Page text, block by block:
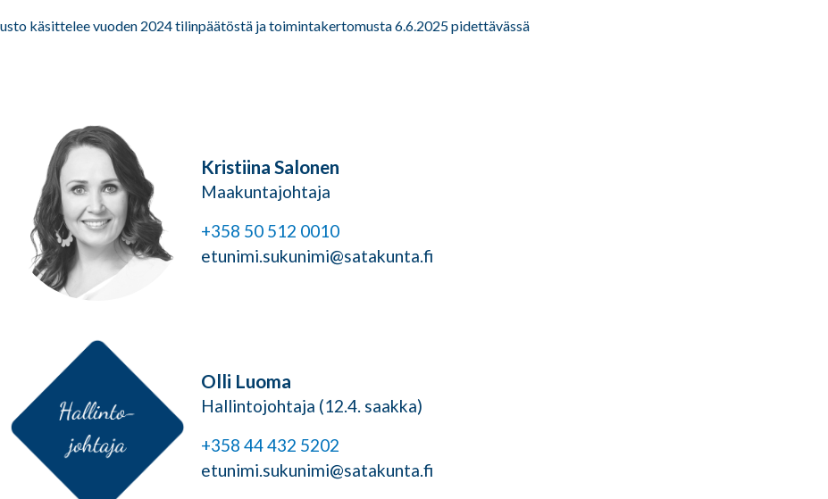
käsittelee vuoden 2024 tilinpäätöstä ja toimintakertomusta 6.6.2025 pidettävässä
Kristiina Salonen
Maakuntajohtaja
+358 50 512 0010
etunimi.sukunimi@satakunta.fi
Olli Luoma
Hallintojohtaja (12.4. saakka)
+358 44 432 5202
etunimi.sukunimi@satakunta.fi